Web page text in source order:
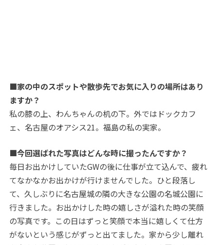
■家の中のスポットや散歩先でお気に入りの場所はあり
ますか？
私の膝の上、わんちゃんの机の下。外ではドックカフ
ェ、名古屋のオアシス21。福島の私の実家。
■今回選ばれた写真はどんな時に撮ったんですか？
毎日お出かけしていたGWの後に仕事が立て込んで、疲れ
てなかなかお出かけが行けませんでした。ひと段落し
て、久しぶりに名古屋城の隣の大きな公園の名城公園に
行きました。お出かけした時の嬉しさが溢れた時の笑顔
の写真です。この日はずっと笑顔で本当に嬉しくて仕方
がないという感じがずっと出てました。家から少し離れ